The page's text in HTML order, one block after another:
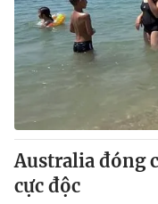
Australia đóng
cực độc